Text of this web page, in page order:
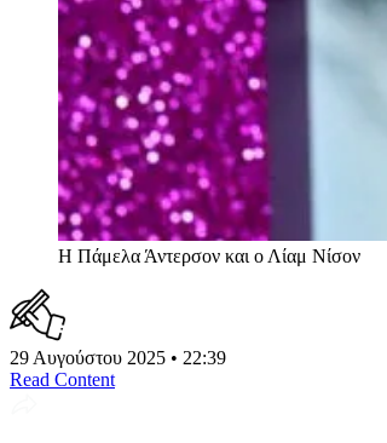
Η Πάμελα Άντερσον και ο Λίαμ Νίσον
29 Αυγούστου 2025 • 22:39
Read Content